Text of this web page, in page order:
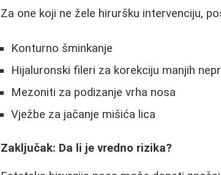
Za one koji ne žele hiruršku intervenciju,
Konturno šminkanje
Hijaluronski fileri za korekciju manjih
Mezoniti za podizanje vrha nosa
Vježbe za jačanje mišića lica
Zaključak: Da li je vredno rizika?